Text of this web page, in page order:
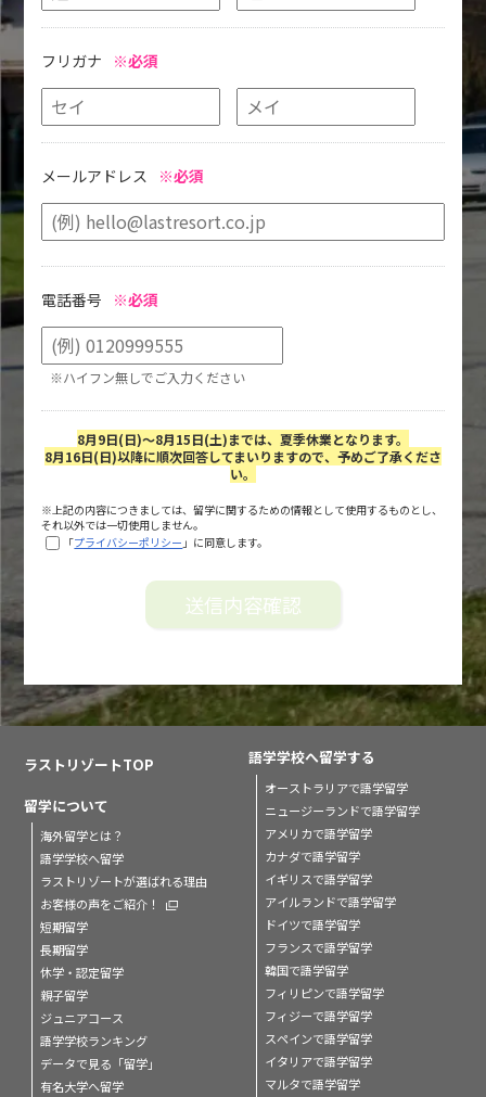
フリガナ ※必須
メールアドレス ※必須
電話番号 ※必須
※ハイフン無しでご入力ください
8月9日(日)～8月15日(土)までは、夏季休業となります。
8月16日(日)以降に順次回答してまいりますので、予めご了承くださ
い。
※上記の内容につきましては、留学に関するための情報として使用するものとし、
それ以外では一切使用しません。
「プライバシーポリシー 」に同意します。
ラストリゾートTOP
留学について
海外留学とは？
語学学校へ留学
ラストリゾートが選ばれる理由
お客様の声をご紹介！
短期留学
長期留学
休学・認定留学
親子留学
ジュニアコース
語学学校ランキング
データで見る「留学」
有名大学へ留学
語学学校へ留学する
オーストラリアで語学留学
ニュージーランドで語学留学
アメリカで語学留学
カナダで語学留学
イギリスで語学留学
アイルランドで語学留学
ドイツで語学留学
フランスで語学留学
韓国で語学留学
フィリピンで語学留学
フィジーで語学留学
スペインで語学留学
イタリアで語学留学
マルタで語学留学